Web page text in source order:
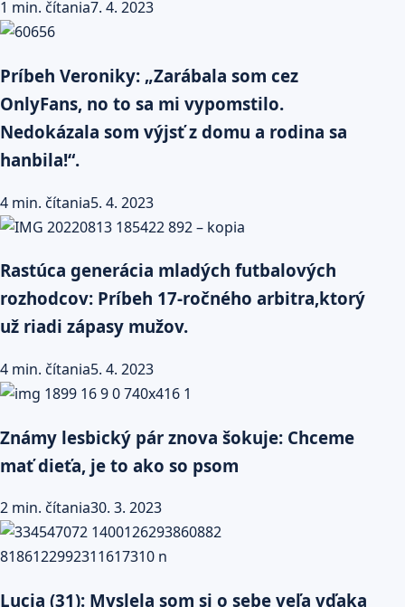
1 min. čítania7. 4. 2023
Príbeh Veroniky: „Zarábala som cez
OnlyFans, no to sa mi vypomstilo.
Nedokázala som výjsť z domu a rodina sa
hanbila!“.
4 min. čítania5. 4. 2023
Rastúca generácia mladých futbalových
rozhodcov: Príbeh 17-ročného arbitra,ktorý
už riadi zápasy mužov.
4 min. čítania5. 4. 2023
Známy lesbický pár znova šokuje: Chceme
mať dieťa, je to ako so psom
2 min. čítania30. 3. 2023
Lucia (31): Myslela som si o sebe veľa vďaka